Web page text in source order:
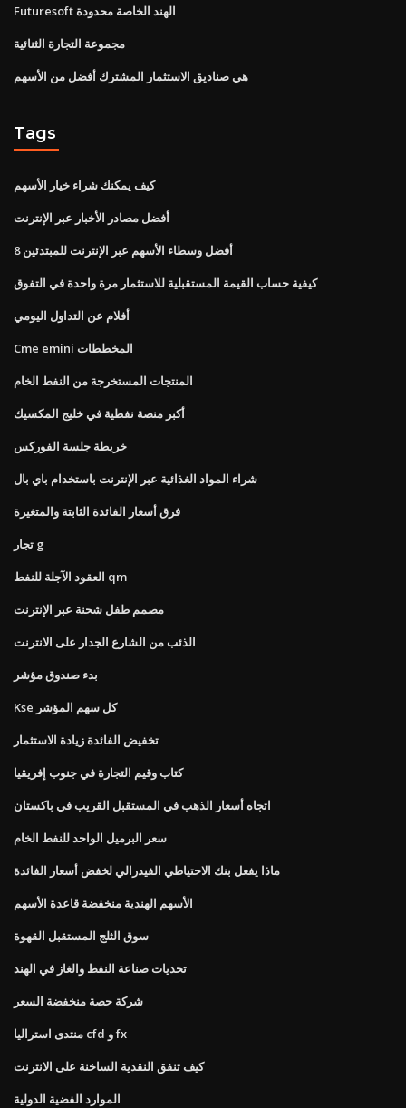
Futuresoft الهند الخاصة محدودة
مجموعة التجارة الثنائية
هي صناديق الاستثمار المشترك أفضل من الأسهم
Tags
كيف يمكنك شراء خيار الأسهم
أفضل مصادر الأخبار عبر الإنترنت
8 أفضل وسطاء الأسهم عبر الإنترنت للمبتدئين
كيفية حساب القيمة المستقبلية للاستثمار مرة واحدة في التفوق
أفلام عن التداول اليومي
Cme emini المخططات
المنتجات المستخرجة من النفط الخام
أكبر منصة نفطية في خليج المكسيك
خريطة جلسة الفوركس
شراء المواد الغذائية عبر الإنترنت باستخدام باي بال
فرق أسعار الفائدة الثابتة والمتغيرة
تجار g
العقود الآجلة للنفط qm
مصمم طفل شحنة عبر الإنترنت
الذئب من الشارع الجدار على الانترنت
بدء صندوق مؤشر
Kse كل سهم المؤشر
تخفيض الفائدة زيادة الاستثمار
كتاب وقيم التجارة في جنوب إفريقيا
اتجاه أسعار الذهب في المستقبل القريب في باكستان
سعر البرميل الواحد للنفط الخام
ماذا يفعل بنك الاحتياطي الفيدرالي لخفض أسعار الفائدة
الأسهم الهندية منخفضة قاعدة الأسهم
سوق الثلج المستقبل القهوة
تحديات صناعة النفط والغاز في الهند
شركة حصة منخفضة السعر
منتدى استراليا cfd و fx
كيف تنفق النقدية الساخنة على الانترنت
الموارد الفضية الدولية